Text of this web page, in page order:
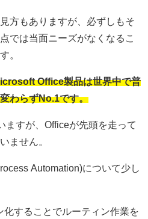
方もありますが、必ずしもそ
では当面ニーズがなくなるこ
。
Office製品は世界中で普
わらずNo.1です。
ますが、 Officeが先頭を走って
ません。
Automation)について少し
することでルーティン作業を